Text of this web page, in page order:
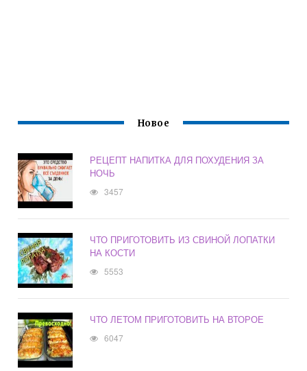
Новое
РЕЦЕПТ НАПИТКА ДЛЯ ПОХУДЕНИЯ ЗА
НОЧЬ
3457
ЧТО ПРИГОТОВИТЬ ИЗ СВИНОЙ ЛОПАТКИ
НА КОСТИ
5553
ЧТО ЛЕТОМ ПРИГОТОВИТЬ НА ВТОРОЕ
6047